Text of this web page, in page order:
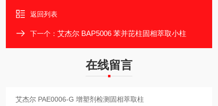
返回列表
下一个： 艾杰尔 BAP5006 苯并芘柱固相萃取小柱
在线留言